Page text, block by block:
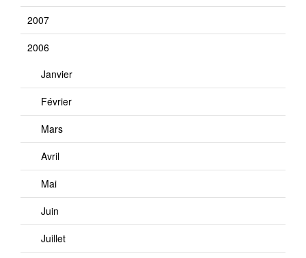
2007
2006
Janvier
Février
Mars
Avril
Mai
Juin
Juillet